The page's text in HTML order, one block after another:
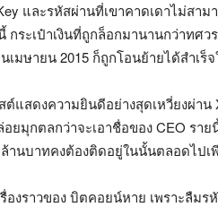
และรหัสผ่านที่เขาคาดเดาไม่สา
กระเป๋าเงินที่ถูกล็อกมานานกว่าทศ
เมษายน 2015 ก็ถูกโอนย้ายได้สำเร็
ต์แสดงความยินดีอย่างสุดเหวี่ยงผ่า
ยมุกตลกว่าจะเอาชื่อของ CEO รา
ล้านบาทคงต้องติดอยู่ในนั้นตลอดไปเ
รื่องราวของ บิตคอยน์หาย เพราะลื